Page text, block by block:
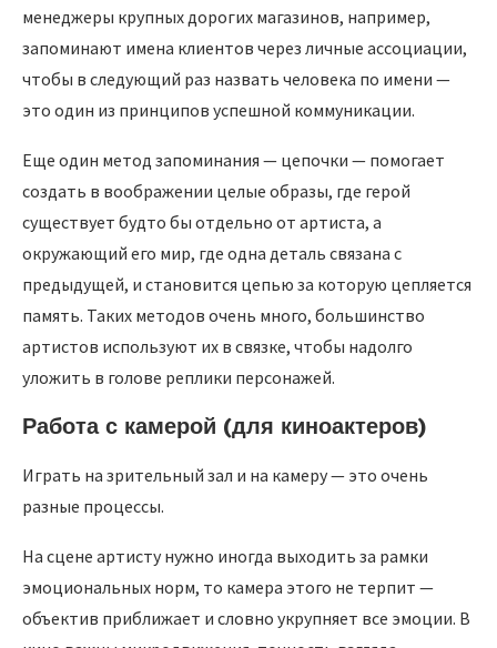
менеджеры крупных дорогих магазинов, например,
запоминают имена клиентов через личные ассоциации,
чтобы в следующий раз назвать человека по имени —
это один из принципов успешной коммуникации.
Еще один метод запоминания — цепочки — помогает
создать в воображении целые образы, где герой
существует будто бы отдельно от артиста, а
окружающий его мир, где одна деталь связана с
предыдущей, и становится цепью за которую цепляется
память. Таких методов очень много, большинство
артистов используют их в связке, чтобы надолго
уложить в голове реплики персонажей.
Работа с камерой (для киноактеров)
Играть на зрительный зал и на камеру — это очень
разные процессы.
На сцене артисту нужно иногда выходить за рамки
эмоциональных норм, то камера этого не терпит —
объектив приближает и словно укрупняет все эмоции. В